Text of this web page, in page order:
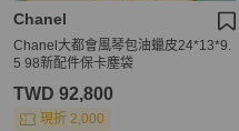
Chanel
Chanel大都會風琴包油蠟皮24*13*9.
5 98新配件保卡塵袋
TWD 92,800
現折 2,000